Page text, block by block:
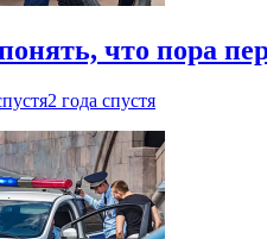
что пора
2 года спустя